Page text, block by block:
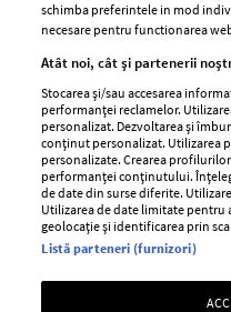
A post shared by Adrien
Poarta
Germania
schimba preferintele in mod
necesare pentru functionarea
Atât noi, cât și partenerii
Stocarea și/sau accesarea
performanței reclamelor.
personalizat. Dezvoltarea și
conținut personalizat. Utilizarea
personalizate. Crearea
performanței conținutului.
de date din surse diferite.
Utilizarea de date limitate pentru
geolocație și identificarea prin
Listă parteneri (furnizori)